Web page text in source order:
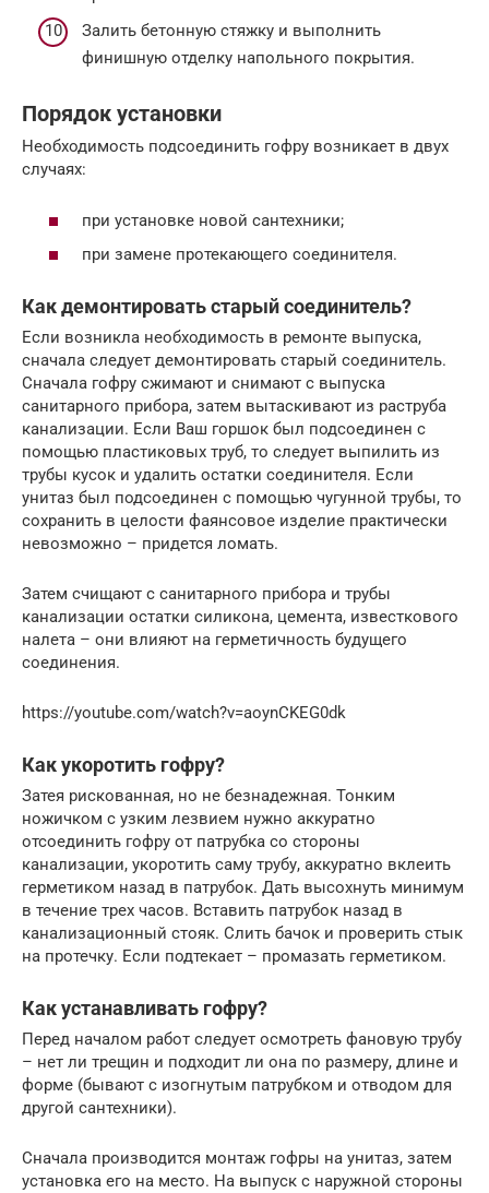
Залить бетонную стяжку и выполнить
финишную отделку напольного покрытия.
Порядок установки
Необходимость подсоединить гофру возникает в двух
случаях:
при установке новой сантехники;
при замене протекающего соединителя.
Как демонтировать старый соединитель?
Если возникла необходимость в ремонте выпуска,
сначала следует демонтировать старый соединитель.
Сначала гофру сжимают и снимают с выпуска
санитарного прибора, затем вытаскивают из раструба
канализации. Если Ваш горшок был подсоединен с
помощью пластиковых труб, то следует выпилить из
трубы кусок и удалить остатки соединителя. Если
унитаз был подсоединен с помощью чугунной трубы, то
сохранить в целости фаянсовое изделие практически
невозможно – придется ломать.
Затем счищают с санитарного прибора и трубы
канализации остатки силикона, цемента, известкового
налета – они влияют на герметичность будущего
соединения.
https://youtube.com/watch?v=aoynCKEG0dk
Как укоротить гофру?
Затея рискованная, но не безнадежная. Тонким
ножичком с узким лезвием нужно аккуратно
отсоединить гофру от патрубка со стороны
канализации, укоротить саму трубу, аккуратно вклеить
герметиком назад в патрубок. Дать высохнуть минимум
в течение трех часов. Вставить патрубок назад в
канализационный стояк. Слить бачок и проверить стык
на протечку. Если подтекает – промазать герметиком.
Как устанавливать гофру?
Перед началом работ следует осмотреть фановую трубу
– нет ли трещин и подходит ли она по размеру, длине и
форме (бывают с изогнутым патрубком и отводом для
другой сантехники).
Сначала производится монтаж гофры на унитаз, затем
установка его на место. На выпуск с наружной стороны